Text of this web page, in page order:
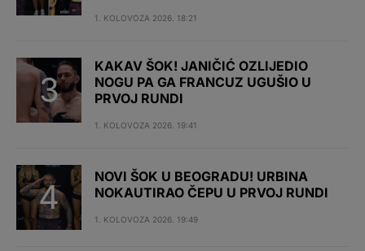
1. KOLOVOZA 2026. 18:21
KAKAV ŠOK! JANIČIĆ OZLIJEDIO
NOGU PA GA FRANCUZ UGUŠIO U
PRVOJ RUNDI
1. KOLOVOZA 2026. 19:41
NOVI ŠOK U BEOGRADU! URBINA
NOKAUTIRAO ČEPU U PRVOJ RUNDI
1. KOLOVOZA 2026. 19:49